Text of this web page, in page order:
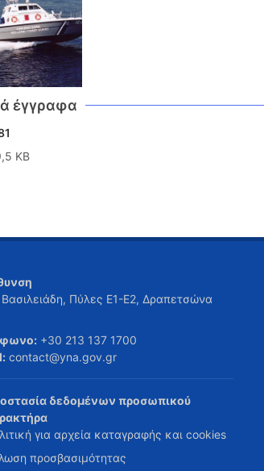
έγγραφα
KB
Πύλες Ε1-Ε2, Δραπετσώνα
+30 213 137 1700
contact@yna.gov.gr
δεδομένων προσωπικού
για αρχεία καταγραφής και cookies
προσβασιμότητας